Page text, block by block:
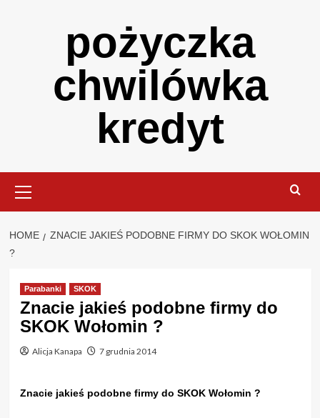
pożyczka
chwilówka
kredyt
Menu
HOME
ZNACIE JAKIEŚ PODOBNE FIRMY DO SKOK WOŁOMIN
?
Parabanki SKOK
Znacie jakieś podobne firmy do
SKOK Wołomin ?
Alicja Kanapa 7 grudnia 2014
Znacie jakieś podobne firmy do SKOK Wołomin ?